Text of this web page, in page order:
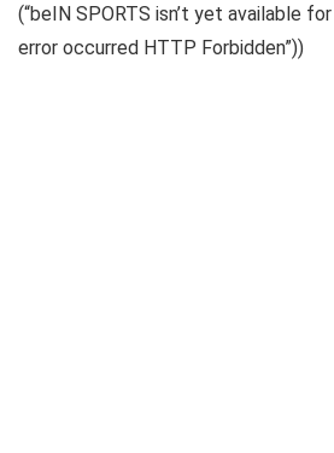
(“beIN SPORTS isn’t yet available
error occurred HTTP Forbidden”))